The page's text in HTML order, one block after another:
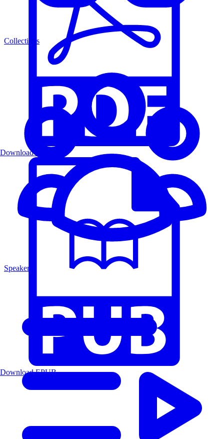
Collections
Speakers
Download PDF
Download EPUB